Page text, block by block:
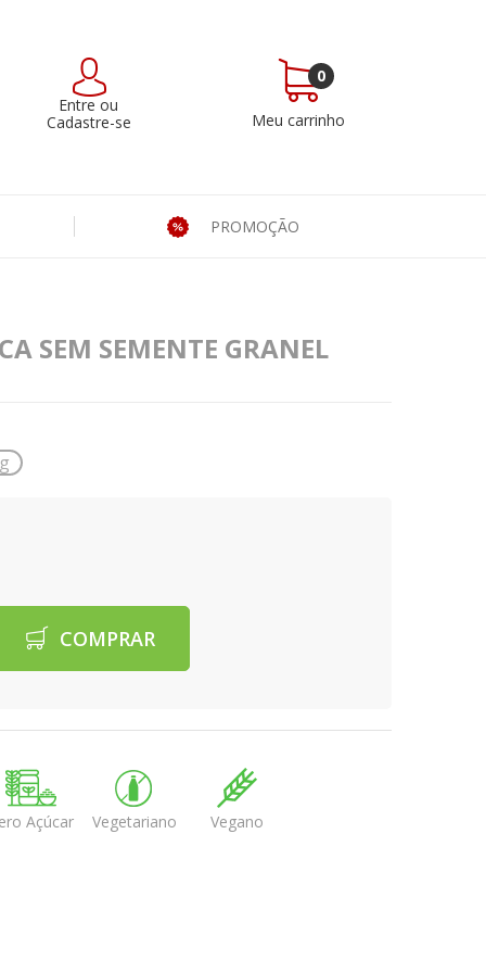
Entre ou
Cadastre-se
0
Meu carrinho
PROMOÇÃO
SEM SEMENTE GRANEL
COMPRAR
Açúcar Vegetariano Vegano